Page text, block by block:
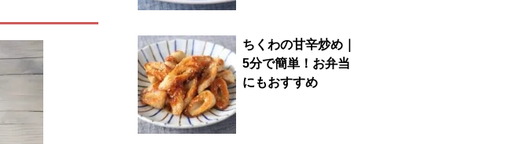
ちくわの甘辛炒め｜
5分で簡単！お弁当
にもおすすめ